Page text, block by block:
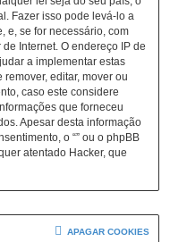
Fazer isso pode levá-lo a
e, se for necessário, com
Internet. O endereço IP de
a implementar estas
remover, editar, mover ou
caso este considere
que forneceu
Apesar desta informação
o “” ou o phpBB
atentado Hacker, que
APAGAR COOKIES